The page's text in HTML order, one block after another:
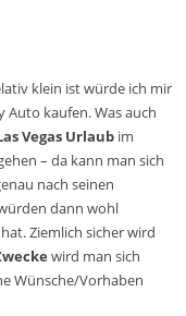
klein ist würde ich mir
Auto kaufen. Was auch
Vegas Urlaub im
– da kann man sich
nach seinen
dann wohl
Ziemlich sicher wird
wird man sich
Wünsche/Vorhaben